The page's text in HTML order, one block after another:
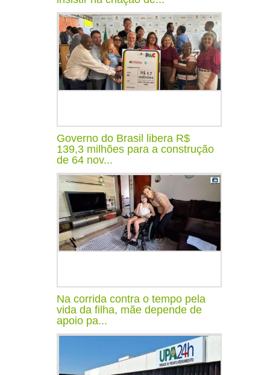
Governo do Brasil libera R$
139,3 milhões para a construção
de 64 nov...
Na corrida contra o tempo pela
vida da filha, mãe depende de
apoio pa...